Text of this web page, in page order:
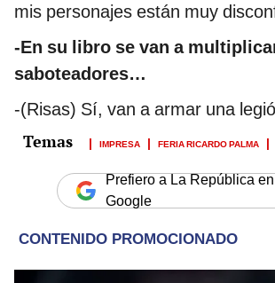
mis personajes están muy
-En su libro se van a
saboteadores…
-(Risas) Sí, van a armar una
IMPRESA FERIA RICARDO PALMA
Prefiero a La República en
Google